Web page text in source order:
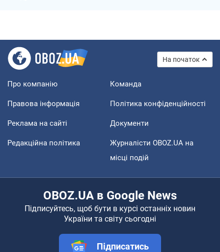
На початок
Про компанію Команда
Правова інформація Політика конфіденційності
Реклама на сайті Документи
Редакційна політика
Журналісти OBOZ.UA на
місці подій
OBOZ.UA в Google News
Підписуйтесь, щоб бути в курсі останніх новин
України та світу сьогодні
Підписатись